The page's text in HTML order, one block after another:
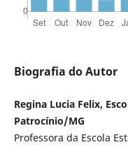
Biografia do Autor
Regina Lucia Felix,
Patrocínio/MG
Professora da Escola